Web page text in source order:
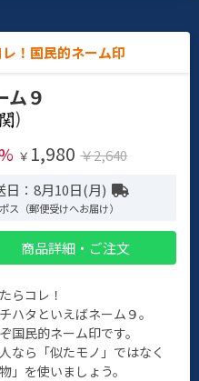
！国民的ネーム印
ム９
)
￥ 1,980 ￥2,640
日：8月10日(月)
ス（郵便受けへお届け）
商品詳細・ご注文
らコレ！
ハタといえばネーム９。
国民的ネーム印です。
なら「似たモノ」ではなく
物」を使いましょう。